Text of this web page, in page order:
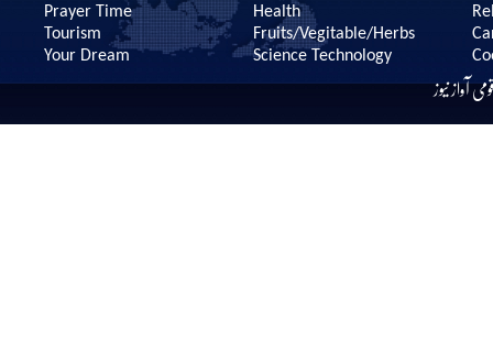
Prayer Time
Tourism
Your Dream
Health
Fruits/Vegitable/Herbs
Science Technology